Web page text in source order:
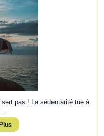
pas ! La sédentarité tue à